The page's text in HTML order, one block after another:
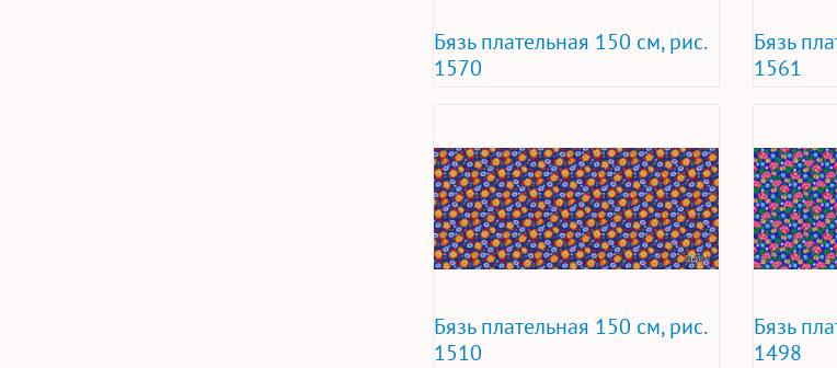
Бязь плательная 150 см, рис.
1570
Бязь
1561
Бязь плательная 150 см, рис.
1510
Бязь
1498